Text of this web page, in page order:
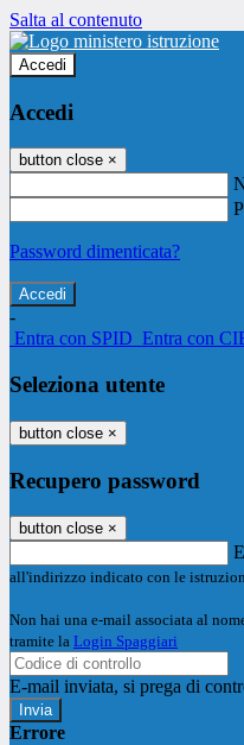
Salta al contenuto
Accedi
Accedi
button close ×
Password dimenticata?
-
Entra con SPID Entra con
Seleziona utente
button close ×
Recupero password
button close ×
all'indirizzo indicato con le
Non hai una e-mail associata al
tramite la Login Spaggiari
E-mail inviata, si prega di
Errore